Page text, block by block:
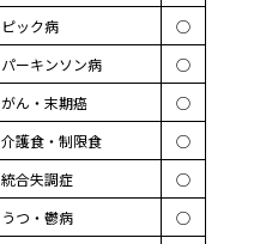
ピック病
◯
パーキンソン病
◯
がん・末期癌
◯
介護食・制限食
◯
統合失調症
◯
うつ・鬱病
◯